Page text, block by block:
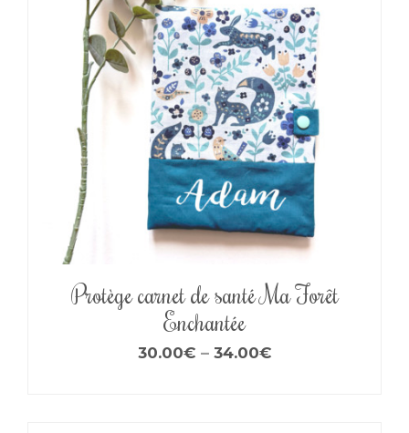
Protège carnet de santé Ma Forêt
Enchantée
30.00€ – 34.00€